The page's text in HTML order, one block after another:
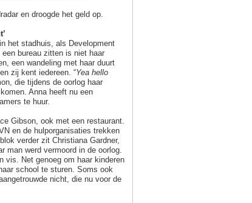
en droogde het geld op.
het stadhuis, als Development
bureau zitten is niet haar
een wandeling met haar duurt
zij kent iedereen. “Yea hello
die tijdens de oorlog haar
Anna heeft nu een
te huur.
Gibson, ook met een restaurant.
en de hulporganisaties trekken
verder zit Christiana Gardner,
man werd vermoord in de oorlog.
vis. Net genoeg om haar kinderen
school te sturen. Soms ook
nicht, die nu voor de